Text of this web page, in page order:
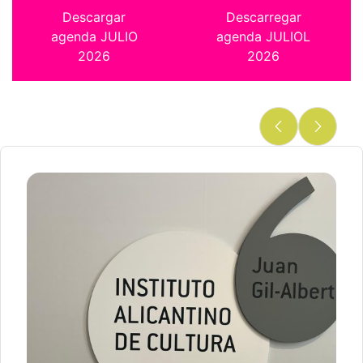
Descargar
agenda JULIO
2026
Descarregar
agenda JULIOL
2026